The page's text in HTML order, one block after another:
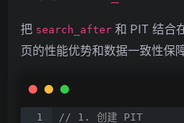
把 search_after 和 PIT 结合
页的性能优势和数据一致性保障
// 1. 创建 PIT